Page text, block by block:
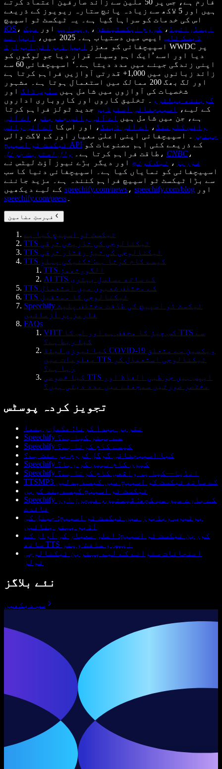
فارم ہے، جس پر 50 ملین سے زائد صارفین اعتماد کرتے
ہیں اور 5 لاکھ سے زیادہ پانچ ستارہ ریویوز کے ذریعے
اس کی خدمات کو سراہا گیا ہے۔ یہ ٹیکسٹ ٹو اسپیچ
iOS ، اینڈرائیڈ ، کروم ایکسٹینشن ، ویب ایپ اور
میک
ڈیسک ٹاپ ایپس میں دستیاب ہے۔ 2025 میں،
ایپل نے
اسپیچفائی کو معزز
ایپل ڈیزائن ایوارڈ
WWDC پر
دیا اور اسے ’ایک اہم وسیلہ قرار دیا جو لوگوں کو
اپنی زندگی جینے میں مدد دیتا ہے۔‘ اسپیچفائی 60 سے
زائد زبانوں میں 1,000+ قدرتی آوازیں فراہم کرتا ہے
اور لگ بھگ 200 ممالک میں استعمال ہوتا ہے۔ مشہور
شخصیات کی آوازوں میں شامل ہیں سنُوپ ڈاگ اور
گوینتھ پیلٹرو
۔ تخلیق کاروں اور کاروباری اداروں
کے لیے،
اسپیچفائی اسٹوڈیو جدید ٹولز فراہم کرتا
ہے، جن میں شامل ہیں اے آئی وائس جنریٹر ،
اے آئی
وائس کلوننگ، اے آئی ڈبنگ، اور اس کا
اے آئی وائس
چینجر
۔ اسپیچفائی اپنی اعلیٰ معیار اور کم لاگت والی
ٹیکسٹ ٹو اسپیچ API
طاقت فراہم کرتا ہے۔
وال اسٹریٹ جرنل ، CNBC ،
فوربز ، ٹیک کرنچ اور دیگر بڑے نیوز آؤٹ لیٹس نے
اسپیچفائی کو نمایاں کیا ہے۔ اسپیچفائی دنیا کا سب
سے بڑا ٹیکسٹ ٹو اسپیچ فراہم کنندہ ہے۔ مزید جاننے
speechify.com/news ، speechify.com/blog اور
speechify.com/press
فہرستِ مضامین
ٹیکسٹ ٹو اسپیچ کیا ہے
TTS ٹیکنالوجی کی تاریخی ترقی
TTS ٹیکنالوجی کی تیز رفتار ترقی
TTS کیسے کام کرتا ہے: تکنیکی پہلو
TTS الگورتھمز
AI TTS کے ساتھ مسلسل بہتری
TTS کے مختلف شعبوں میں استعمال
TTS ٹیکنالوجی کا مستقبل
Speechify ٹیکسٹ ٹو اسپیچ کی طاقت مختلف پلیٹ
فارمز پر آزمائیں
FAQs
VITT کس چیز کا مخفف ہے اور اس کا TTS سے
کیا ربط ہے؟
کیا نیوزی لینڈ COVID-19 ویکسین سے متعلق
معلومات میں TTS ٹیکنالوجی استعمال کر
رہا ہے؟
کیا خصوصی TTS ایپس ہیں جو طبی الفاظ اور
مختصر صورتیں سمجھنے میں مدد دیتی ہیں؟
تجویز کردہ پوسٹس
تقریر پیدا کرنا: مکمل رہنما
Speechify سے بہتر کیا ہے؟
Speechify کیسے کام کرتا ہے؟
کیا اسپیچفائی گوگل کروم پر مفت ہے؟
Speechify کیوں کام نہیں کر رہا؟
Speechify انڈیا—کیا یہ واقعی کام کرتا ہے؟
TTSMP3 کے ساتھ ٹیکسٹ کو اسپیچ میں کیسے بدلیں
ٹیکسٹ ٹو اسپیچ کیسے بند کریں
Speechify کے بارے میں سب کچھ: قیمتیں، فیچرز اور
فائدے
یوٹیوب ویڈیوز میں ٹیکسٹ ٹو اسپیچ: چینل کی
آڈیو بہتر بنائیں
کورین ٹیکسٹ ٹو اسپیچ: اعلیٰ معیار کی آواز کے
ساتھ TTS ایپس و سافٹ ویئر
امتحانات سنوانے کے لیے بہترین ٹیکنالوجی
ٹولز
نئے بلاگز
سب دیکھیں